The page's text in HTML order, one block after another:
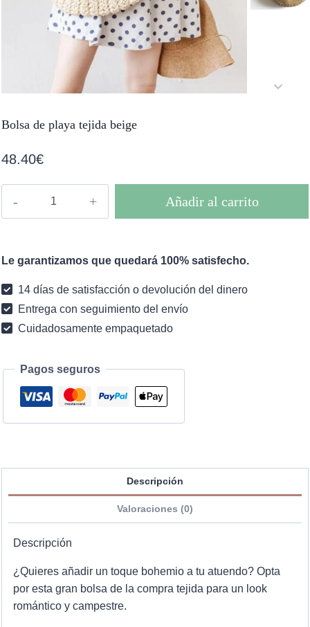
Bolsa de playa tejida beige
48.40€
beige
Añadir al carrito
Le garantizamos que quedará 100% satisfecho.
14 días de satisfacción o devolución del dinero
Entrega con seguimiento del envío
Cuidadosamente empaquetado
Pagos seguros
Descripción
Valoraciones (0)
Descripción
¿Quieres añadir un toque bohemio a tu atuendo? Opta
por esta gran bolsa de la compra tejida para un look
romántico y campestre.